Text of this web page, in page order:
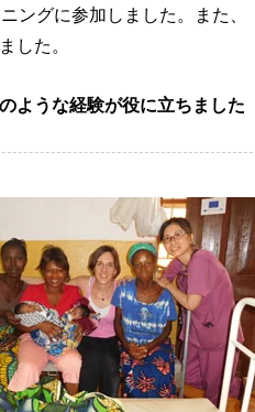
ングに参加しました。また、
した。
ような経験が役に立ちました